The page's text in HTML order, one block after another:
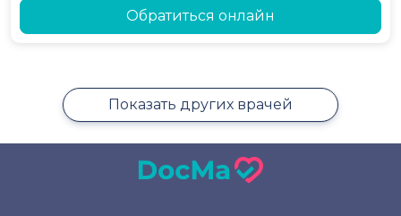
Обратиться онлайн
Показать других врачей